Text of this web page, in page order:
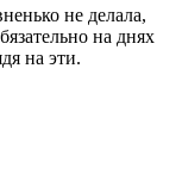
не делала,
на днях
на эти.